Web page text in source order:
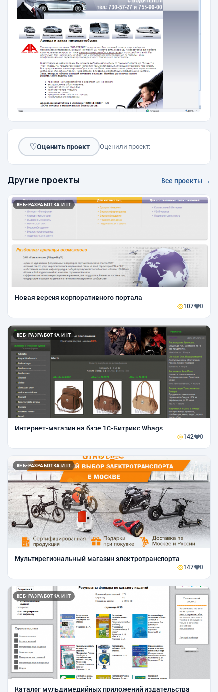
♡Оценить проект Оценили проект:
Другие проекты Все проекты →
ВЕБ-РАЗРАБОТКА И IT
Новая версия корпоративного портала
107 0
ВЕБ-РАЗРАБОТКА И IT
Интернет-магазин на базе 1С-Битрикс Wbags
142 0
ВЕБ-РАЗРАБОТКА И IT
Мультирегиональный магазин электротранспорта
147 0
ВЕБ-РАЗРАБОТКА И IT
Каталог мульдимедийных приложений издательства